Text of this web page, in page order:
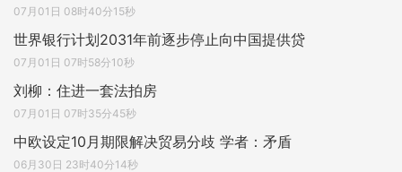
07月01日 08时40分15秒
世界银行计划2031年前逐步停止向中国提供贷
07月01日 07时58分10秒
刘柳：住进一套法拍房
07月01日 07时35分45秒
中欧设定10月期限解决贸易分歧 学者：矛盾
06月30日 23时40分14秒